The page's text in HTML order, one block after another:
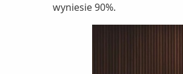
wyniesie 90%.